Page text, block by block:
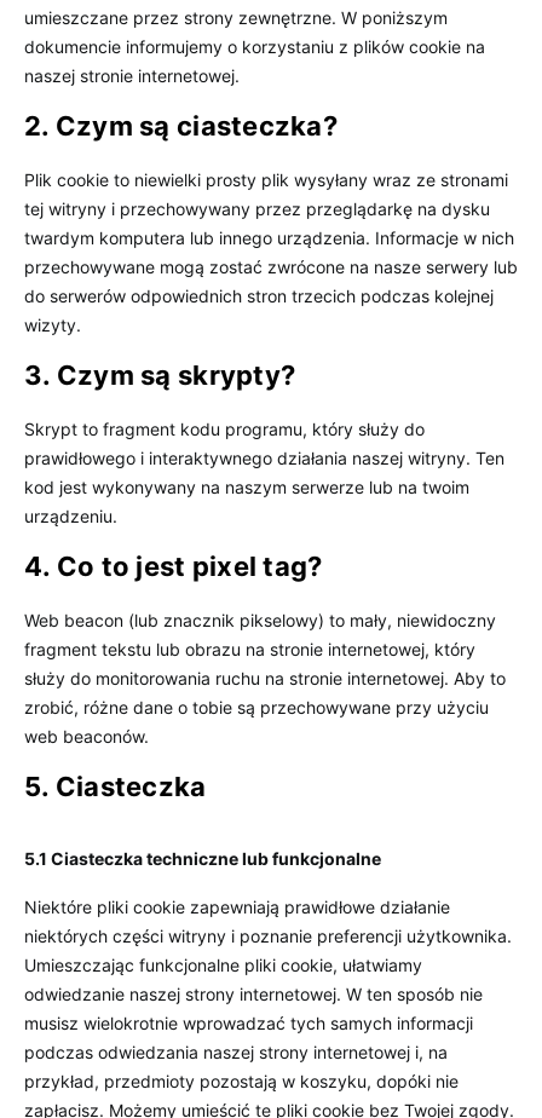
umieszczane przez strony zewnętrzne. W poniższym
dokumencie informujemy o korzystaniu z plików cookie na
naszej stronie internetowej.
2. Czym są ciasteczka?
Plik cookie to niewielki prosty plik wysyłany wraz ze stronami
tej witryny i przechowywany przez przeglądarkę na dysku
twardym komputera lub innego urządzenia. Informacje w nich
przechowywane mogą zostać zwrócone na nasze serwery lub
do serwerów odpowiednich stron trzecich podczas kolejnej
wizyty.
3. Czym są skrypty?
Skrypt to fragment kodu programu, który służy do
prawidłowego i interaktywnego działania naszej witryny. Ten
kod jest wykonywany na naszym serwerze lub na twoim
urządzeniu.
4. Co to jest pixel tag?
Web beacon (lub znacznik pikselowy) to mały, niewidoczny
fragment tekstu lub obrazu na stronie internetowej, który
służy do monitorowania ruchu na stronie internetowej. Aby to
zrobić, różne dane o tobie są przechowywane przy użyciu
web beaconów.
5. Ciasteczka
5.1 Ciasteczka techniczne lub funkcjonalne
Niektóre pliki cookie zapewniają prawidłowe działanie
niektórych części witryny i poznanie preferencji użytkownika.
Umieszczając funkcjonalne pliki cookie, ułatwiamy
odwiedzanie naszej strony internetowej. W ten sposób nie
musisz wielokrotnie wprowadzać tych samych informacji
podczas odwiedzania naszej strony internetowej i, na
przykład, przedmioty pozostają w koszyku, dopóki nie
zapłacisz. Możemy umieścić te pliki cookie bez Twojej zgody.